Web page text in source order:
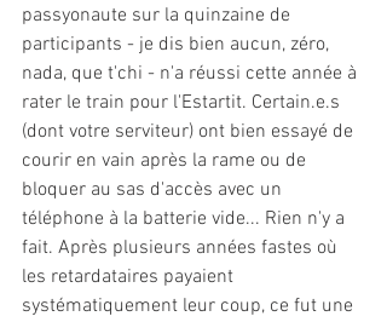
passyonaute sur la quinzaine de
participants - je dis bien aucun, zéro,
nada, que t'chi - n'a réussi cette année à
rater le train pour l'Estartit. Certain.e.s
(dont votre serviteur) ont bien essayé de
courir en vain après la rame ou de
bloquer au sas d'accès avec un
téléphone à la batterie vide... Rien n'y a
fait. Après plusieurs années fastes où
les retardataires payaient
systématiquement leur coup, ce fut une